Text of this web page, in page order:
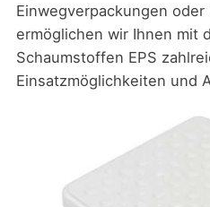
Einwegverpackungen oder
ermöglichen wir Ihnen mit
Schaumstoffen EPS
Einsatzmöglichkeiten und